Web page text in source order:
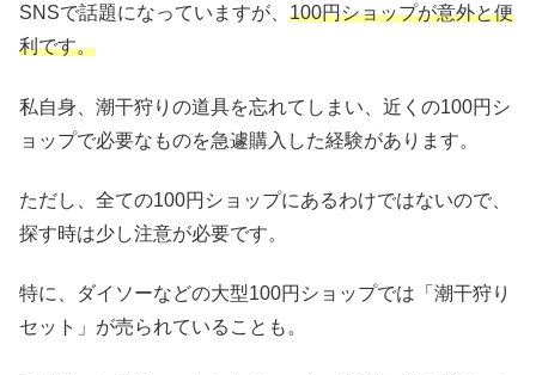
SNSで話題になっていますが、 100円ショップが意外と便
利です。
私自身、潮干狩りの道具を忘れてしまい、近くの100円シ
ョップで必要なものを急遽購入した経験があります。
ただし、全ての100円ショップにあるわけではないので、
探す時は少し注意が必要です。
特に、ダイソーなどの大型100円ショップでは「潮干狩り
セット」が売られていることも。